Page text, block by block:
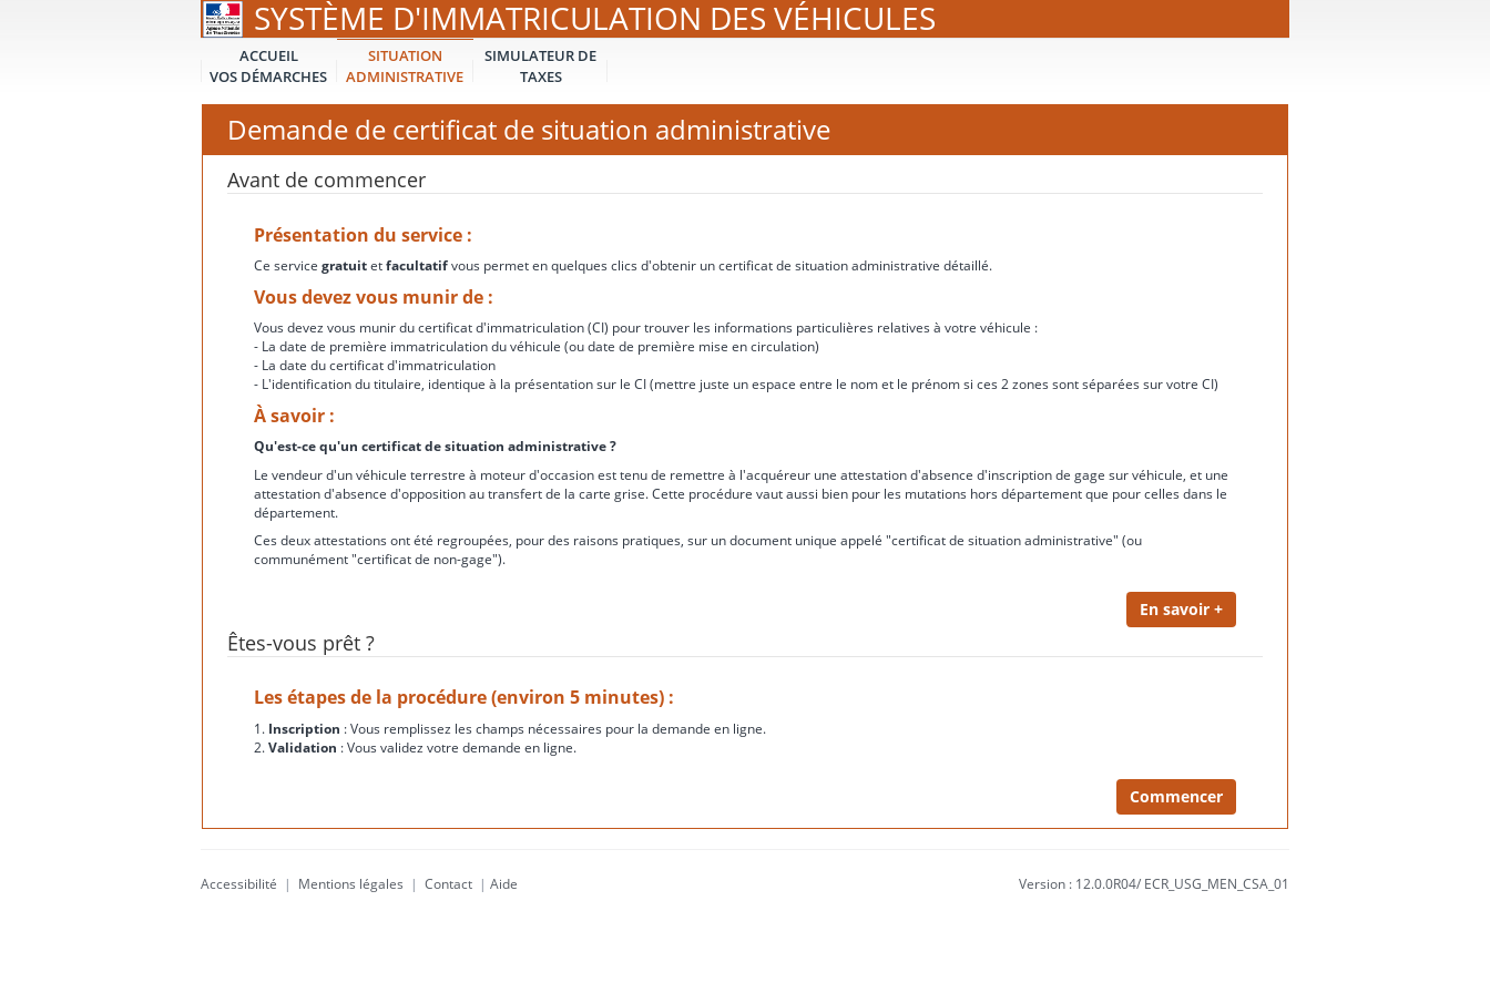
SYSTÈME D'IMMATRICULATION DES VÉHICULES
ACCUEIL
VOS DÉMARCHES
SITUATION
ADMINISTRATIVE
SIMULATEUR DE
TAXES
Demande de certificat de situation administrative
Avant de commencer
Présentation du service :
Ce service gratuitetfacultatifvous permet en quelques clics d'obtenir un certificat de situation administrative détaillé.
Vous devez vous munir de :
Vous devez vous munir du certificat d'immatriculation (CI) pour trouver les informations particulières relatives à votre véhicule :
- La date de première immatriculation du véhicule (ou date de première mise en circulation)
- La date du certificat d'immatriculation
- L'identification du titulaire, identique à la présentation sur le CI (mettre juste un espace entre le nom et le prénom si ces 2 zones sont séparées sur votre CI)
À savoir :
Qu'est-ce qu'un certificat de situation administrative ?
Le vendeur d'un véhicule terrestre à moteur d'occasion est tenu de remettre à l'acquéreur une attestation d'absence d'inscription de gage sur véhicule, et une
attestation d'absence d'opposition au transfert de la carte grise. Cette procédure vaut aussi bien pour les mutations hors département que pour celles dans le
département.
Ces deux attestations ont été regroupées, pour des raisons pratiques, sur un document unique appelé "certificat de situation administrative" (ou
communément "certificat de non-gage").
Êtes-vous prêt ?
Les étapes de la procédure (environ 5 minutes) :
1. Inscription : Vous remplissez les champs nécessaires pour la demande en ligne.
2.Validation : Vous validez votre demande en ligne.
Accessibilité | Mentions légales | Contact | Aide Version : 12.0.0R04/ ECR_USG_MEN_CSA_01